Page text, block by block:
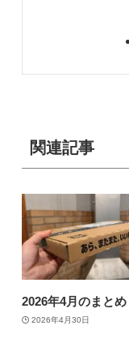
関連記事
2026年4月のまとめ
2026年4月30日